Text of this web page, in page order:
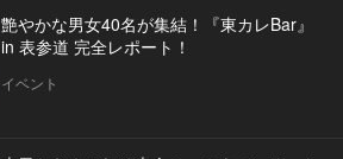
艶やかな男女40名が集結！『東カレBar』
in 表参道 完全レポート！
イベント